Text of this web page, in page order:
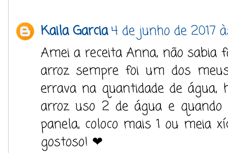
Kaila Garcia4 de junho de 2017
Amei a receita Anna, não sabia
arroz sempre foi um dos
errava na quantidade de água,
arroz uso 2 de água e quando
panela, coloco mais 1 ou meia
gostoso! ❤